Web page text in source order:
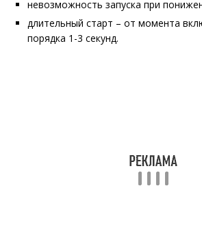
невозможность запуска при
длительный старт – от момента
порядка 1-3 секунд.